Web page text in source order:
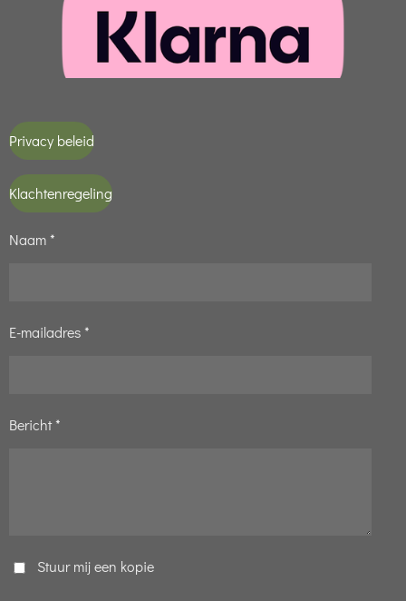
Privacy beleid
Klachtenregeling
Naam *
E-mailadres *
Bericht *
Stuur mij een kopie